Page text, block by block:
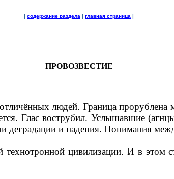
| содержание раздела | главная страница |
ПРОВОЗВЕСТИЕ
людей. Граница
Глас вострубил. Услышавшие
деградации и падения. Понимания
цивилизации. И в этом